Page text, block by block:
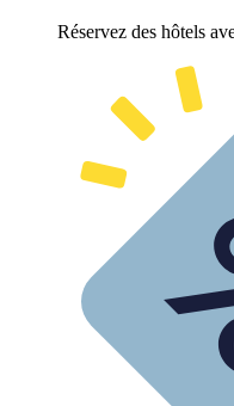
Réservez des hôtels